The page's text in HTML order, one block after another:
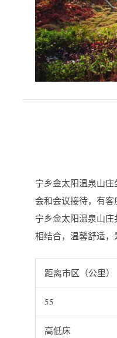
宁乡金太阳温泉山
会和会议接待，有客
宁乡金太阳温泉山
相结合，温馨舒适，
距离市区（公里）
55
高低床